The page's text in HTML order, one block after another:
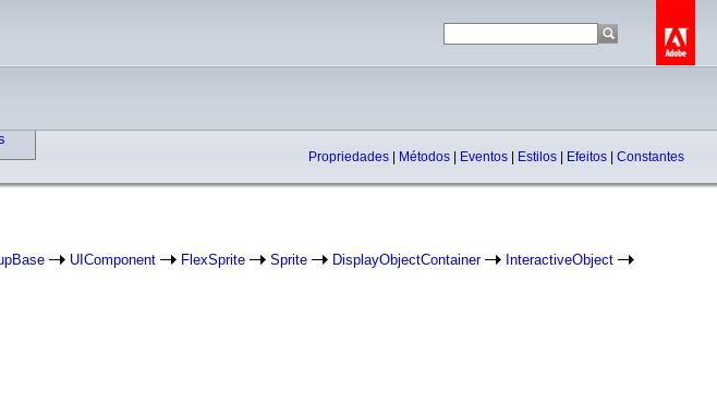
Propriedades Métodos Eventos Estilos Efeitos Constantes
UIComponent FlexSprite Sprite DisplayObjectContainer
InteractiveObject